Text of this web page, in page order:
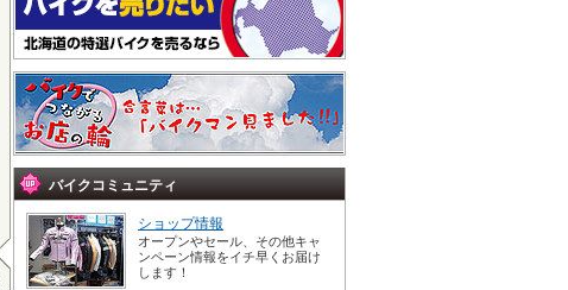
バイクコミュニティ
ショップ情報
オープンやセール、その他キャ
ンペーン情報をイチ早くお届け
します！